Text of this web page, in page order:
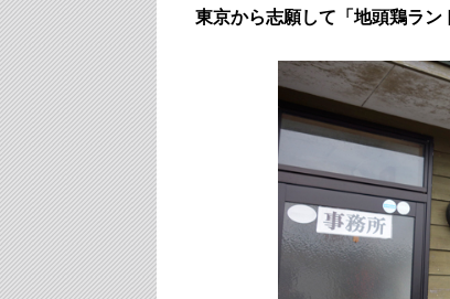
東京から志願して「地頭鶏ラン